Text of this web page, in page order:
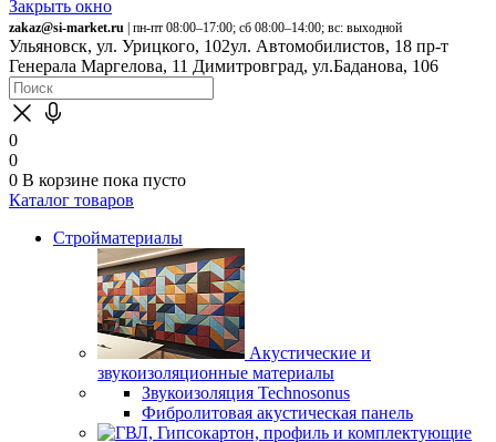
Закрыть окно
zakaz@si-market.ru | пн-пт 08:00–17:00; сб 08:00–14:00; вс: выходной
Ульяновск, ул. Урицкого, 102ул. Автомобилистов, 18 пр-т
Генерала Маргелова, 11 Димитровград, ул.Баданова, 106
0
0
0 В корзине пока пусто
Каталог товаров
Стройматериалы
Акустические и
звукоизоляционные материалы
Звукоизоляция Technosonus
Фибролитовая акустическая панель